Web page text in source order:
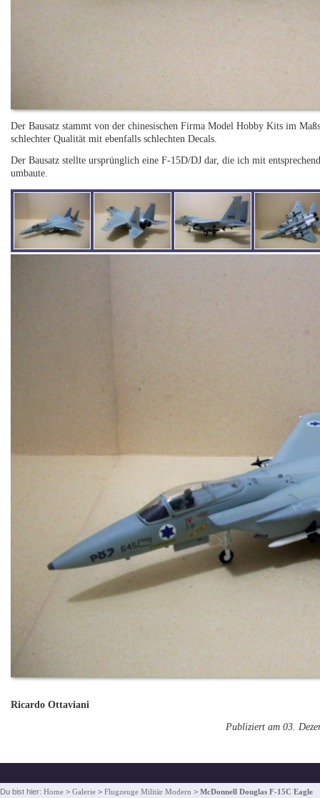
Der Bausatz stammt von der chinesischen Firma Model Hobby Kits im
schlechter Qualität mit ebenfalls schlechten Decals.
Der Bausatz stellte ursprünglich eine F-15D/DJ dar, die ich mit
umbaute.
Ricardo Ottaviani
Publiziert am 03.
Du bist hier: Home > Galerie > Flugzeuge Militär Modern > McDonnell Douglas F-15C Eagle